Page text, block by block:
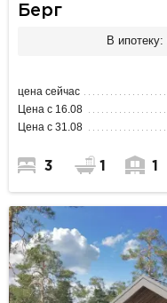
Берг
В ипотеку:
цена сейчас
Цена с 16.08
Цена с 31.08
3 1 1